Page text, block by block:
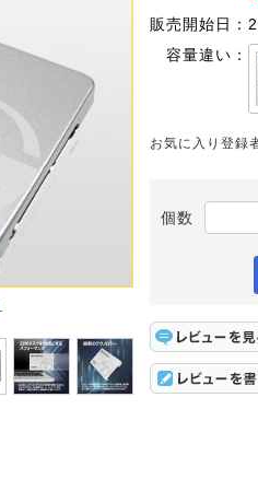
販売開始日：
容量違い：
お気に入り登録
個数